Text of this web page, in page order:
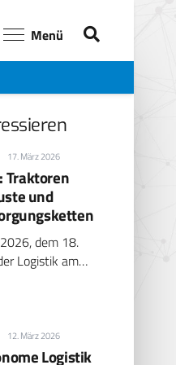
Menü
17. März 2026
Traktoren
und
dem 18.
Logistik am…
12. März 2026
Logistik